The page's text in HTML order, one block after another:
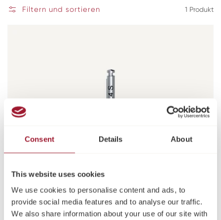
Consent Details About
This website uses cookies
We use cookies to personalise content and ads, to
provide social media features and to analyse our traffic.
We also share information about your use of our site with
Filtern und sortieren 1 Produkt